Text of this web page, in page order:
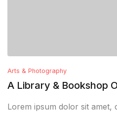
Arts & Photography
A Library & Bookshop
Lorem ipsum dolor sit amet,